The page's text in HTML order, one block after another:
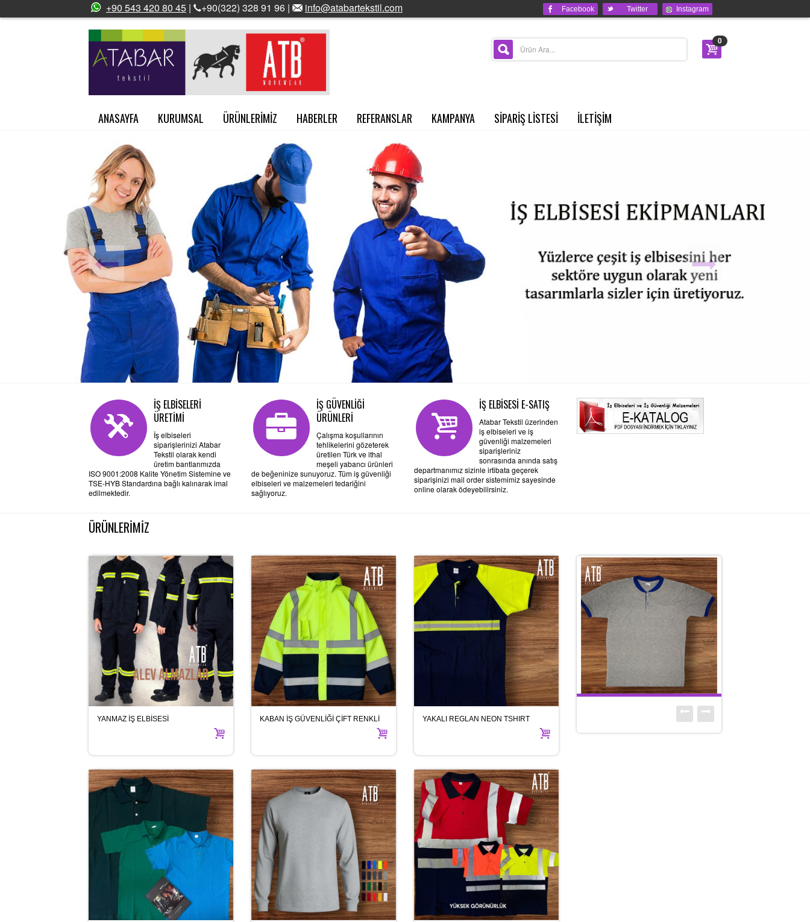
+90 543 420 80 45 | +90(322) 328 91 96 | info@atabartekstil.com Facebook Twitter Instagram
0
ANASAYFA KURUMSAL ÜRÜNLERİMİZ HABERLER REFERANSLAR KAMPANYA SİPARİŞ LİSTESİ İLETİŞİM
İŞ ELBİSELERİ
ÜRETİMİ
İş elbiseleri
siparişlerinizi Atabar
Tekstil olarak kendi
üretim bantlarımızda
ISO 9001:2008 Kalite Yönetim Sistemine ve
TSE-HYB Standardına bağlı kalınarak imal
edilmektedir.
İŞ GÜVENLİĞİ
ÜRÜNLERİ
Çalışma koşullarının
tehlikelerini gözeterek
üretilen Türk ve ithal
meşeli yabancı ürünleri
de beğeninize sunuyoruz. Tüm iş güvenliği
elbiseleri ve malzemeleri tedariğini
sağlıyoruz.
İŞ ELBİSESİ E-SATIŞ
Atabar Tekstil üzerinden
iş elbiseleri ve iş
güvenliği malzemeleri
siparişleriniz
sonrasında anında satış
departmanımız sizinle irtibata geçerek
siparişinizi mail order sistemimiz sayesinde
online olarak ödeyebilirsiniz.
ÜRÜNLERİMİZ
YANMAZ İŞ ELBİSESİ KABAN İŞ GÜVENLİĞİ ÇİFT RENKLİ YAKALI REGLAN NEON TSHIRT